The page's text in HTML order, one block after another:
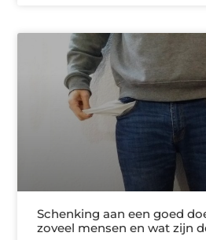
Schenking aan een goed
zoveel mensen en wat zijn